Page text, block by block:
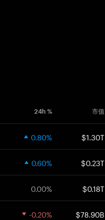
24h % 市值
0.80% $1.30T
0.60% $0.23T
0.00% $0.18T
-0.20% $78.90B